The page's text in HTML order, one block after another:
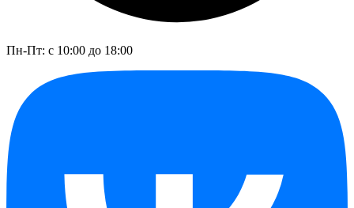
Пн-Пт: с 10:00 до 18:00